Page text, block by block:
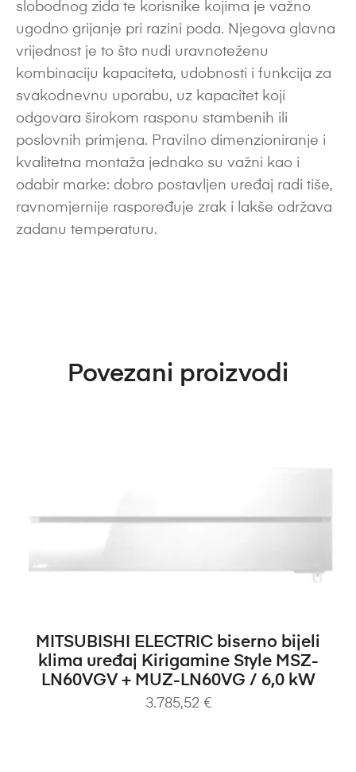
slobodnog zida te korisnike kojima je važno
ugodno grijanje pri razini poda. Njegova glavna
vrijednost je to što nudi uravnoteženu
kombinaciju kapaciteta, udobnosti i funkcija za
svakodnevnu uporabu, uz kapacitet koji
odgovara širokom rasponu stambenih ili
poslovnih primjena. Pravilno dimenzioniranje i
kvalitetna montaža jednako su važni kao i
odabir marke: dobro postavljen uređaj radi tiše,
ravnomjernije raspoređuje zrak i lakše održava
zadanu temperaturu.
Povezani proizvodi
DODAJ U KOŠARICU
MITSUBISHI ELECTRIC biserno bijeli
klima uređaj Kirigamine Style MSZ-
LN60VGV + MUZ-LN60VG / 6,0 kW
3.785,52 €